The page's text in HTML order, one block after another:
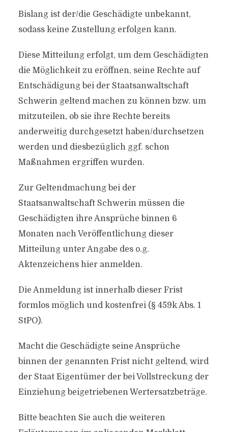
Bislang ist der/die Geschädigte unbekannt,
sodass keine Zustellung erfolgen kann.
Diese Mitteilung erfolgt, um dem Geschädigten
die Möglichkeit zu eröffnen, seine Rechte auf
Entschädigung bei der Staatsanwaltschaft
Schwerin geltend machen zu können bzw. um
mitzuteilen, ob sie ihre Rechte bereits
anderweitig durchgesetzt haben/durchsetzen
werden und diesbezüglich ggf. schon
Maßnahmen ergriffen wurden.
Zur Geltendmachung bei der
Staatsanwaltschaft Schwerin müssen die
Geschädigten ihre Ansprüche binnen 6
Monaten nach Veröffentlichung dieser
Mitteilung unter Angabe des o.g.
Aktenzeichens hier anmelden.
Die Anmeldung ist innerhalb dieser Frist
formlos möglich und kostenfrei (§ 459k Abs. 1
StPO).
Macht die Geschädigte seine Ansprüche
binnen der genannten Frist nicht geltend, wird
der Staat Eigentümer der bei Vollstreckung der
Einziehung beigetriebenen Wertersatzbeträge.
Bitte beachten Sie auch die weiteren